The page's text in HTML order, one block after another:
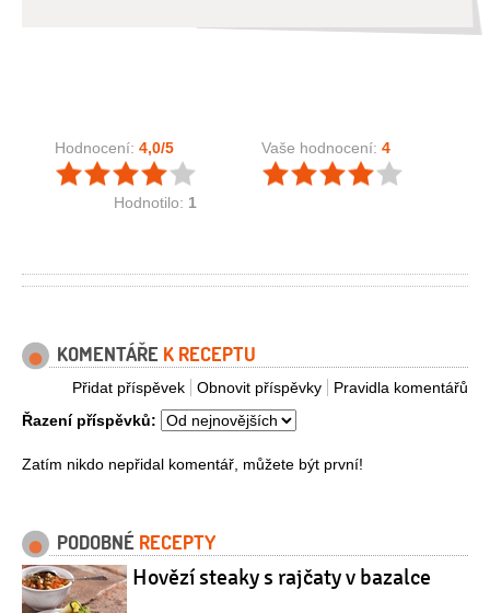
Hodnocení: 4,0/5
Hodnotilo: 1
Vaše hodnocení: 4
KOMENTÁŘE K RECEPTU
Pravidla komentářů
Obnovit příspěvky
Přidat příspěvek
Řazení příspěvků:
Zatím nikdo nepřidal komentář, můžete být první!
PODOBNÉ RECEPTY
Hovězí steaky s rajčaty v bazalce